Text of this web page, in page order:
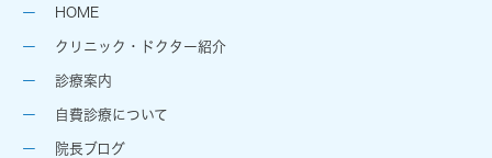
HOME
クリニック・ドクター紹介
診療案内
自費診療について
院長ブログ